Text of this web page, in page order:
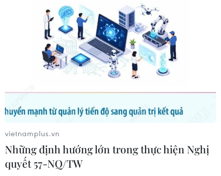
vietnamplus.vn
Những định hướng lớn trong thực hiện Nghị
quyết 57-NQ/TW